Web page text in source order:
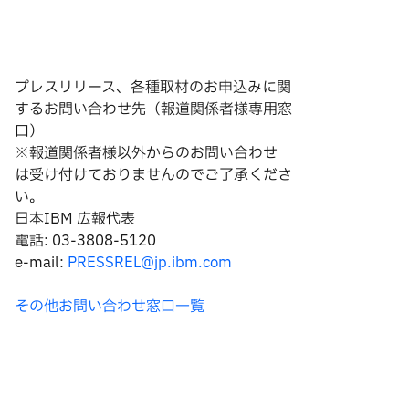
プレスリリース、各種取材のお申込みに関
するお問い合わせ先（報道関係者様専用窓
口）
※報道関係者様以外からのお問い合わせ
は受け付けておりませんのでご了承くださ
い。
日本IBM 広報代表
電話: 03-3808-5120
e-mail: PRESSREL@jp.ibm.com
その他お問い合わせ窓口一覧